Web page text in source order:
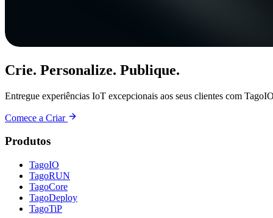
Crie. Personalize. Publique.
Entregue experiências IoT excepcionais aos seus clientes com
Comece a Criar
Produtos
TagoIO
TagoRUN
TagoCore
TagoDeploy
TagoTiP